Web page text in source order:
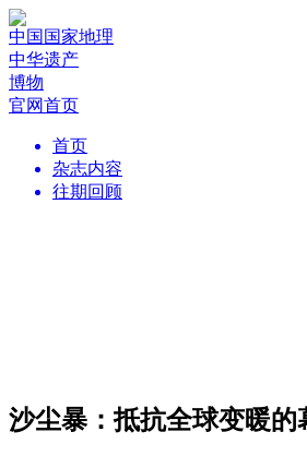
中国国家地理
中华遗产
博物
官网首页
首页
杂志内容
往期回顾
沙尘暴：抵抗全球变暖的